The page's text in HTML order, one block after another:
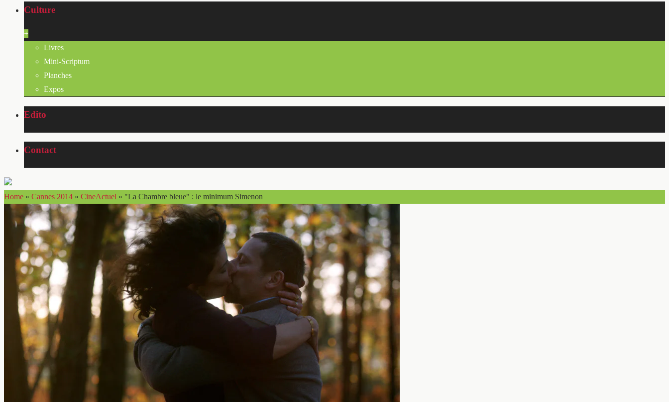
Culture
+
Livres
Mini-Scriptum
Planches
Expos
Edito
Contact
Home » Cannes 2014 » CineActuel » "La Chambre bleue" : le minimum Simenon